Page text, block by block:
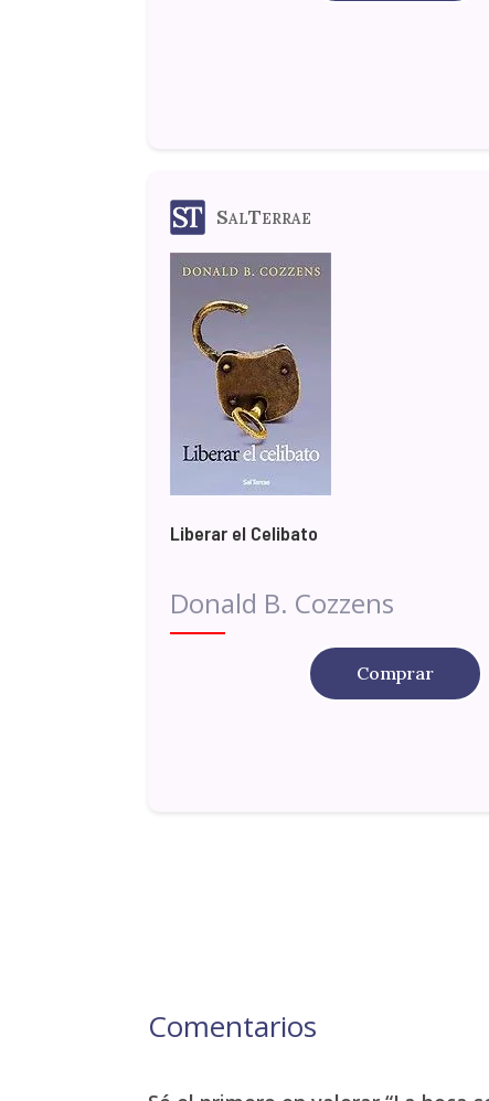
SalTerrae
Liberar el Celibato
Donald B. Cozzens
Comprar
Comentarios